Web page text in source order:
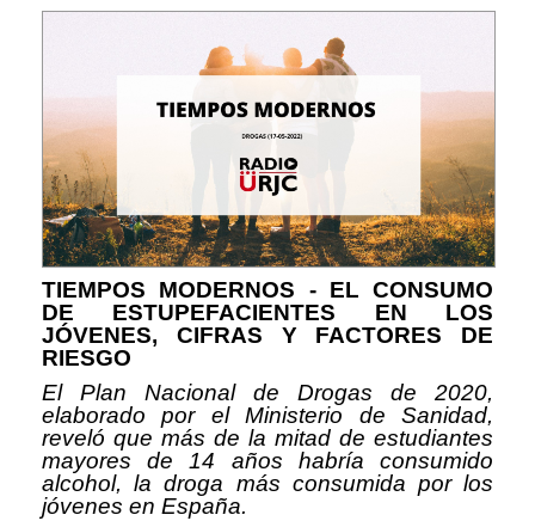
TIEMPOS MODERNOS - EL CONSUMO
DE ESTUPEFACIENTES EN LOS
JÓVENES, CIFRAS Y FACTORES DE
RIESGO
El Plan Nacional de Drogas de 2020,
elaborado por el Ministerio de Sanidad,
reveló que más de la mitad de estudiantes
mayores de 14 años habría consumido
alcohol, la droga más consumida por los
jóvenes en España.